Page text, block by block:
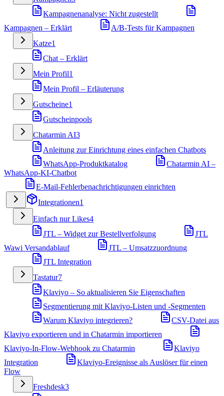
Kampagnenanalyse: Nicht zugestellt
Kampagnen – Erklärt
A/B-Tests für Kampagnen
Katze1
Chat – Erklärt
Mein Profil1
Mein Profil – Erläuterung
Gutscheine1
Gutscheinpools
Chatarmin AI3
Anleitung zur Einrichtung eines einfachen Chatbots
WhatsApp-Produktkatalog
Chatarmin AI –
WhatsApp-KI-Chatbot
E-Mail-Fehlerbenachrichtigungen einrichten
Integrationen1
Einfach nur Likes4
JTL – Widget zur Bestellverfolgung
JTL
Wawi Versandablauf
JTL – Umsatzzuordnung
JTL Integration
Tastatur7
Klaviyo – So aktualisieren Sie Eigenschaften
Segmentierung mit Klaviyo-Listen und -Segmenten
Warum Klaviyo integrieren?
CSV-Datei aus
Klaviyo exportieren und in Chatarmin importieren
Klaviyo-In-Flow-Webhook zu Chatarmin
Klaviyo
Integration
Klaviyo-Ereignisse als Auslöser für einen
Flow
Freshdesk3